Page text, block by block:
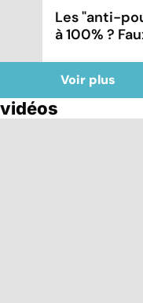
Les "anti-
à 100% ?
Voir plus